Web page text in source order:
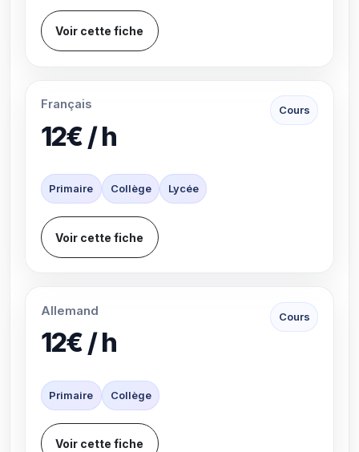
Voir cette fiche
Français
12€ / h
Cours
Primaire Collège Lycée
Voir cette fiche
Allemand
12€ / h
Cours
Primaire Collège
Voir cette fiche